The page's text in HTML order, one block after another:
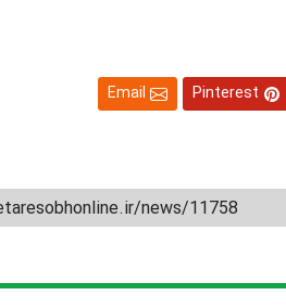
Pinterest
Email
news/11758